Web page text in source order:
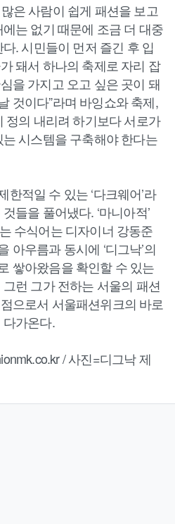
은 사람이 쉽게 패션을 보고
는 없기 때문에 조금 더 대중
. 시민들이 먼저 즐긴 후 입
돼서 하나의 축제로 자리 잡
을 가지고 오고 싶은 곳이 돼
것이다”라며 바잉쇼와 축제,
정의 내리려 하기보다 서로가
시스템을 구축해야 한다는
적일 수 있는 ‘다크웨어’라
들을 풀어냈다. ‘마니아적’
수식어는 디자이너 강동준
아우름과 동시에 ‘디그낙’의
쌓아왔음을 확인할 수 있는
런 그가 전하는 서울의 패션
으로서 서울패션위크의 바로
가온다.
/ 사진=디그낙 제